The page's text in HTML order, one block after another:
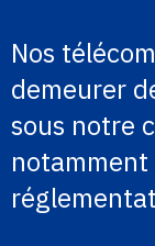
Nos
demeurer
sous notre